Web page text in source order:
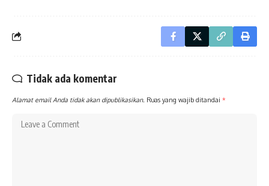
Tidak ada komentar
Alamat email Anda tidak akan dipublikasikan. Ruas yang wajib ditandai *